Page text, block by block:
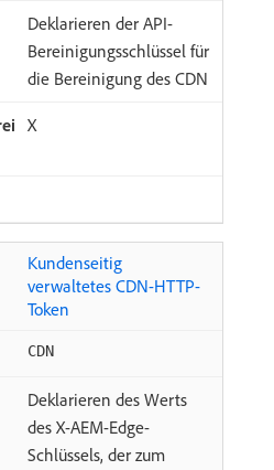
Deklarieren der API-
Bereinigungsschlüssel für
die Bereinigung des CDN
X
Kundenseitig
verwaltetes CDN-HTTP-
Token
CDN
Deklarieren des Werts
des X-AEM-Edge-
Schlüssels, der zum